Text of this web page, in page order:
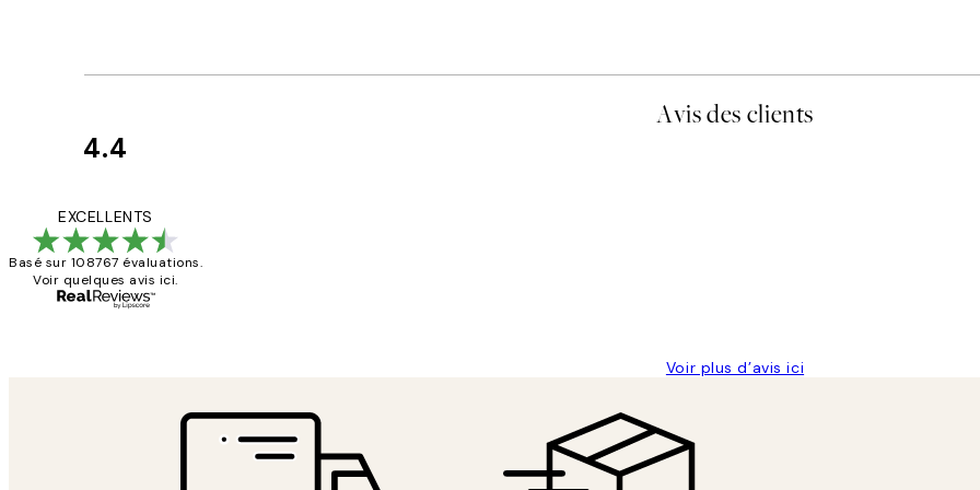
Avis des clients
4.4
EXCELLENTS
Basé sur 108767 évaluations.
Voir quelques avis ici.
Voir plus d’avis ici